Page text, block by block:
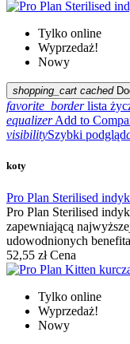
Tylko online
Wyprzedaż!
Nowy
shopping_cart cached
favorite_border lista
equalizer Add to
visibilitySzybki podgląd
koty
Pro Plan Sterilised
Pro Plan Sterilised
zapewniającą
udowodnionych
52,55 zł Cena
Tylko online
Wyprzedaż!
Nowy